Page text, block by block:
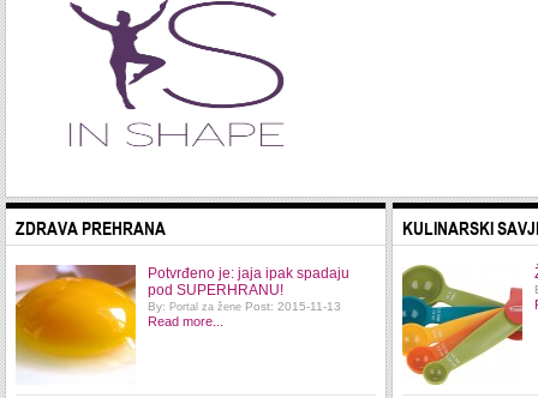
ZDRAVA PREHRANA
Potvrđeno je: jaja ipak spadaju
pod SUPERHRANU!
By: Portal za žene Post: 2015-11-13
Read more...
KULINARSKI